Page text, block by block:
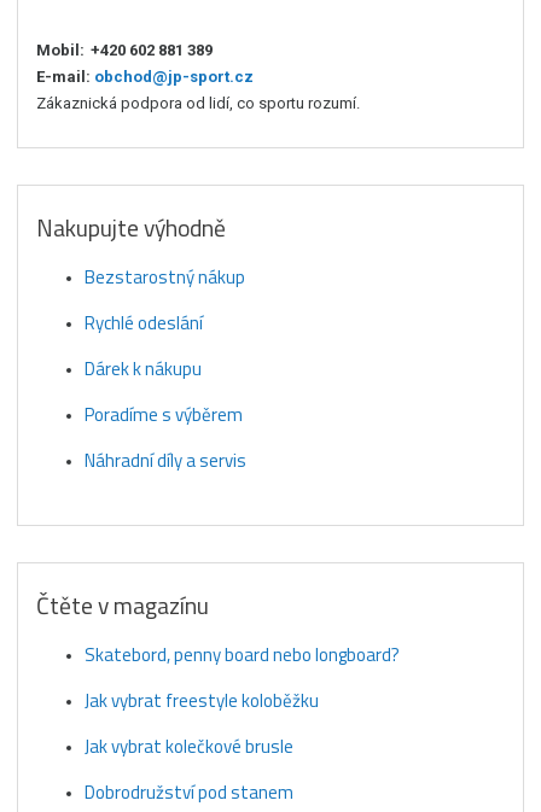
Mobil: +420 602 881 389
E-mail: obchod@jp-sport.cz
Zákaznická podpora od lidí, co sportu rozumí.
Nakupujte výhodně
Bezstarostný nákup
Rychlé odeslání
Dárek k nákupu
Poradíme s výběrem
Náhradní díly a servis
Čtěte v magazínu
Skatebord, penny board nebo longboard?
Jak vybrat freestyle koloběžku
Jak vybrat kolečkové brusle
Dobrodružství pod stanem